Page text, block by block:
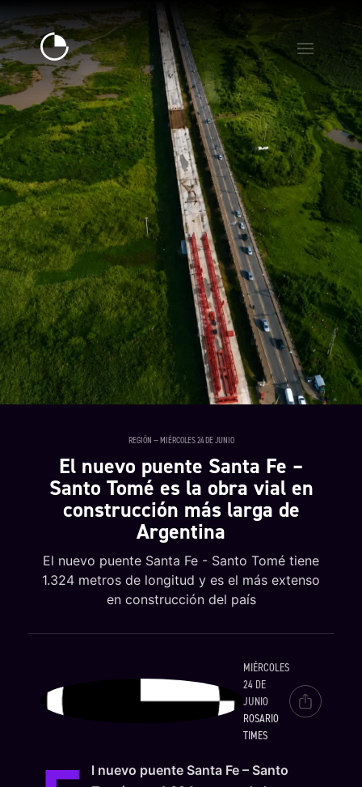
REGIÓN — MIÉRCOLES 24 DE JUNIO
El nuevo puente Santa Fe –
Santo Tomé es la obra vial en
construcción más larga de
Argentina
El nuevo puente Santa Fe - Santo Tomé tiene
1.324 metros de longitud y es el más extenso
en construcción del país
MIÉRCOLES
24 DE
JUNIO
ROSARIO
TIMES
l nuevo puente Santa Fe – Santo